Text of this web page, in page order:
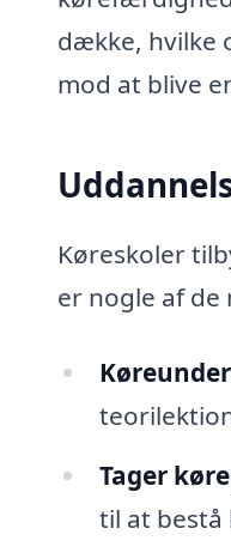
dække, hvilke
mod at blive
Køreskoler
er nogle af de
Tager
til at bestå